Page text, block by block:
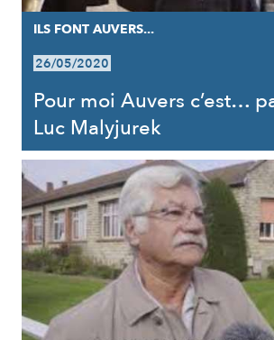
ILS FONT AUVERS...
26/05/2020
Pour moi Auvers c’est…
Luc Malyjurek